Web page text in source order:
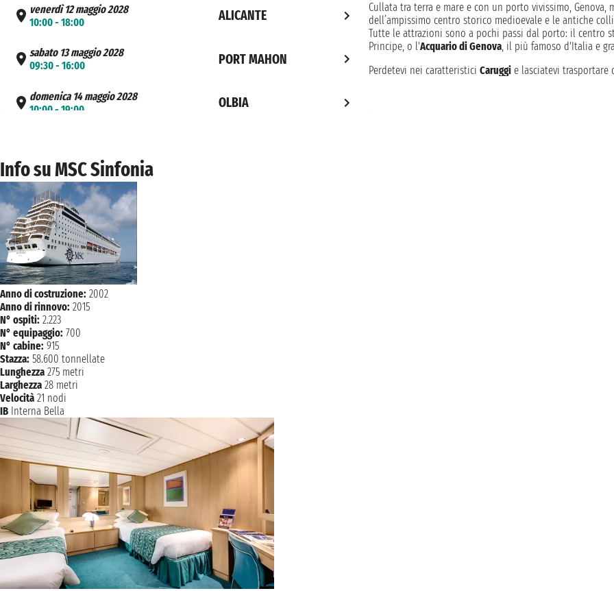
venerdì 12 maggio 2028
10:00 - 18:00
ALICANTE
sabato 13 maggio 2028
09:30 - 16:00
PORT MAHON
domenica 14 maggio 2028
10:00 - 19:00
OLBIA
Cullata tra terra e mare e con un porto vivissimo,
dell’ampissimo centro storico medioevale e le antiche
Tutte le attrazioni sono a pochi passi dal porto: il centro
Principe, o l'Acquario di Genova, il più famoso d'Italia e
Perdetevi nei caratteristici Caruggie lasciatevi trasportare
Info su MSC Sinfonia
Anno di costruzione: 2002
Anno di rinnovo: 2015
N° ospiti: 2.223
N° equipaggio: 700
N° cabine: 915
Stazza: 58.600 tonnellate
Lunghezza 275 metri
Larghezza 28 metri
Velocità 21 nodi
IB Interna Bella